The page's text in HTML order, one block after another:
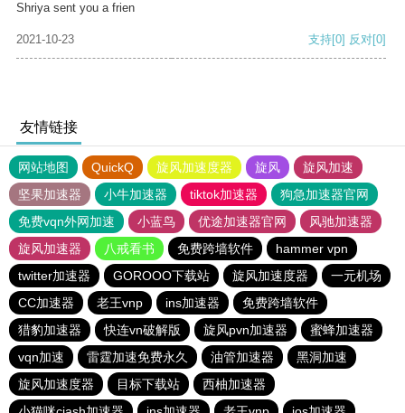
Shriya sent you a frien
2021-10-23 支持[0] 反对[0]
友情链接
网站地图 QuickQ 旋风加速度器 旋风
旋风加速
坚果加速器
小牛加速器 tiktok加速器
狗急加速器官网
免费vqn外网加速
小蓝鸟 优途加速器官网
风驰加速器
旋风加速器
八戒看书 免费跨墙软件
hammer vpn
twitter加速器
GOROOO下载站 旋风加速度器
一元机场
CC加速器
老王vnp ins加速器
免费跨墙软件
猎豹加速器
快连vn破解版 旋风pvn加速器
蜜蜂加速器
vqn加速
雷霆加速免费永久 油管加速器
黑洞加速
旋风加速度器
目标下载站
西柚加速器